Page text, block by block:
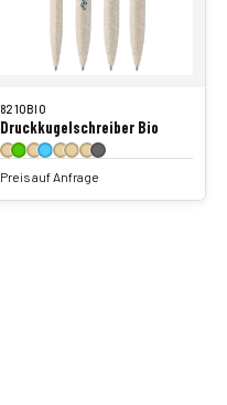
8210BIO
Druckkugelschreiber Bio
Preis auf Anfrage